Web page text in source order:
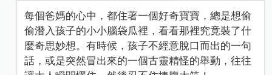
每個爸媽的心中，都住著一個好奇寶寶，總是想偷
偷潛入孩子的小小腦袋瓜裡，看看那裡究竟裝了什
麼奇思妙想。有時候，孩子不經意脫口而出的一句
話，或是突然冒出來的一個古靈精怪的舉動，往往